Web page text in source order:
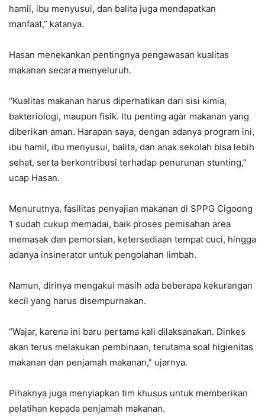
hamil, ibu menyusui, dan balita juga mendapatkan
manfaat,” katanya.
Hasan menekankan pentingnya pengawasan kualitas
makanan secara menyeluruh.
“Kualitas makanan harus diperhatikan dari sisi kimia,
bakteriologi, maupun fisik. Itu penting agar makanan yang
diberikan aman. Harapan saya, dengan adanya program ini,
ibu hamil, ibu menyusui, balita, dan anak sekolah bisa lebih
sehat, serta berkontribusi terhadap penurunan stunting,”
ucap Hasan.
Menurutnya, fasilitas penyajian makanan di SPPG Cigoong
1 sudah cukup memadai, baik proses pemisahan area
memasak dan pemorsian, ketersediaan tempat cuci, hingga
adanya insinerator untuk pengolahan limbah.
Namun, dirinya mengakui masih ada beberapa kekurangan
kecil yang harus disempurnakan.
“Wajar, karena ini baru pertama kali dilaksanakan. Dinkes
akan terus melakukan pembinaan, terutama soal higienitas
makanan dan penjamah makanan,” ujarnya.
Pihaknya juga menyiapkan tim khusus untuk memberikan
pelatihan kepada penjamah makanan.